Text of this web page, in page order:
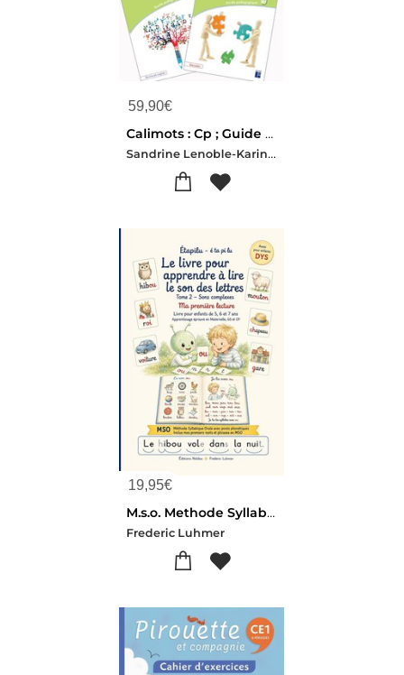
59,90€
Calimots : Cp ; Guide Pedagogique
Sandrine Lenoble-Karine Paccard-Adeline Pesic
19,95€
M.s.o. Methode Syllabique Orale ; Ponts Phonetiques : Etapilu, Le Livre Pour Apprendre A Lire Le Son Des Lettres Tome 2 : Sons Complexes
Frederic Luhmer